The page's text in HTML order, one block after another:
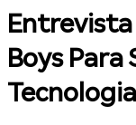
Boys Para